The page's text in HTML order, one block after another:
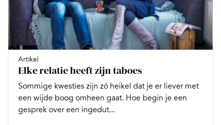
Artikel
Elke relatie heeft zijn taboes
Sommige kwesties zijn zó heikel dat je er liever met
een wijde boog omheen gaat. Hoe begin je een
gesprek over een ingedut...